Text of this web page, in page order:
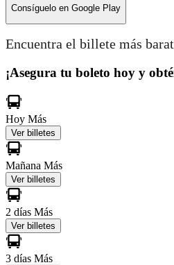
Consíguelo en Google Play
Encuentra el billete más
¡Asegura tu boleto hoy y
Hoy Más
Ver billetes
Mañana Más
Ver billetes
2 días Más
Ver billetes
3 días Más